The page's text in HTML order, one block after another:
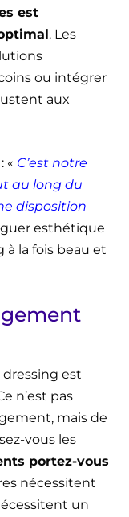
est
. Les
ou intégrer
aux
« C’est notre
au long du
disposition
esthétique
la fois beau et
est
n’est pas
mais de
vous les
portez-vous
nécessitent
un